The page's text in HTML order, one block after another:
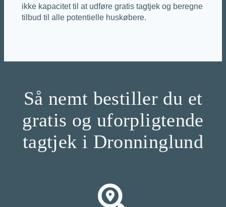
ikke kapacitet til at udføre gratis tagtjek og beregne
tilbud til alle potentielle huskøbere.
Så nemt bestiller du et
gratis og uforpligtende
tagtjek i Dronninglund